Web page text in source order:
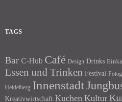
TAGS
Bar C-Hub Café Design Drinks
Essen und Trinken Festival
Heidelberg Innenstadt
Kreativwirtschaft Kuchen Kultur